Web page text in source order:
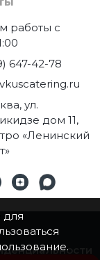
работы с
647-42-78
ул.
дом 11,
«Ленинский
для